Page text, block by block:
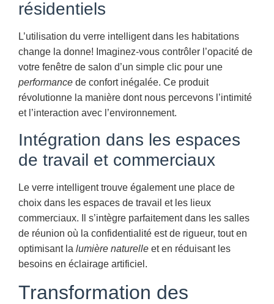
résidentiels
L’utilisation du verre intelligent dans les habitations
change la donne! Imaginez-vous contrôler l’opacité de
votre fenêtre de salon d’un simple clic pour une
performance de confort inégalée. Ce produit
révolutionne la manière dont nous percevons l’intimité
et l’interaction avec l’environnement.
Intégration dans les espaces
de travail et commerciaux
Le verre intelligent trouve également une place de
choix dans les espaces de travail et les lieux
commerciaux. Il s’intègre parfaitement dans les salles
de réunion où la confidentialité est de rigueur, tout en
optimisant la lumière naturelle et en réduisant les
besoins en éclairage artificiel.
Transformation des